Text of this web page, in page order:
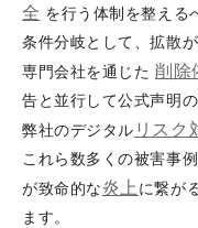
全 を行う体制を整える
条件分岐として、拡散
専門会社を通じた削除
告と並行して公式声明
弊社のデジタル リスク
これら数多くの被害事
が致命的な炎上 に繋が
ます。